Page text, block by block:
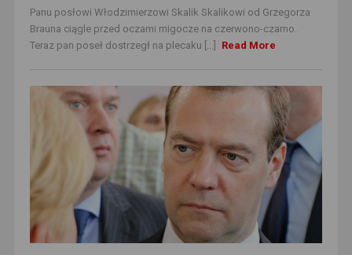
Panu posłowi Włodzimierzowi Skalik Skalikowi od Grzegorza
Brauna ciągle przed oczami migocze na czerwono-czarno.
Teraz pan poseł dostrzegł na plecaku [...]
Read More